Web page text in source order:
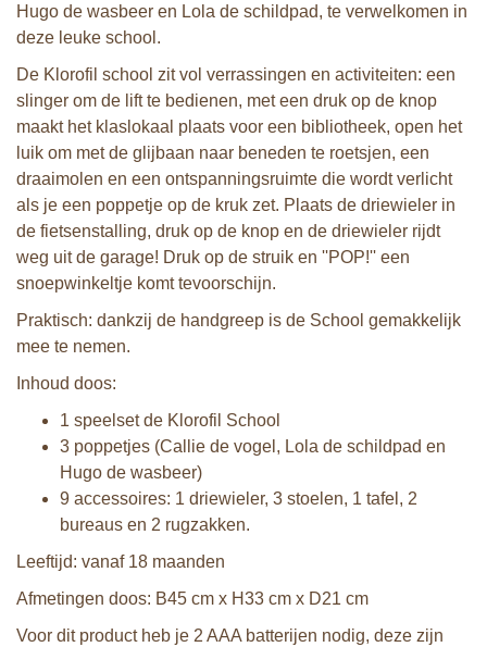
Hugo de wasbeer en Lola de schildpad, te verwelkomen in
deze leuke school.
De Klorofil school zit vol verrassingen en activiteiten: een
slinger om de lift te bedienen, met een druk op de knop
maakt het klaslokaal plaats voor een bibliotheek, open het
luik om met de glijbaan naar beneden te roetsjen, een
draaimolen en een ontspanningsruimte die wordt verlicht
als je een poppetje op de kruk zet. Plaats de driewieler in
de fietsenstalling, druk op de knop en de driewieler rijdt
weg uit de garage! Druk op de struik en ''POP!'' een
snoepwinkeltje komt tevoorschijn.
Praktisch: dankzij de handgreep is de School gemakkelijk
mee te nemen.
Inhoud doos:
1 speelset de Klorofil School
3 poppetjes (Callie de vogel, Lola de schildpad en
Hugo de wasbeer)
9 accessoires: 1 driewieler, 3 stoelen, 1 tafel, 2
bureaus en 2 rugzakken.
Leeftijd: vanaf 18 maanden
Afmetingen doos: B45 cm x H33 cm x D21 cm
Voor dit product heb je 2 AAA batterijen nodig, deze zijn